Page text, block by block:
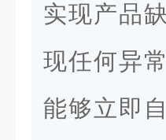
实现产品
现任何异
能够立即